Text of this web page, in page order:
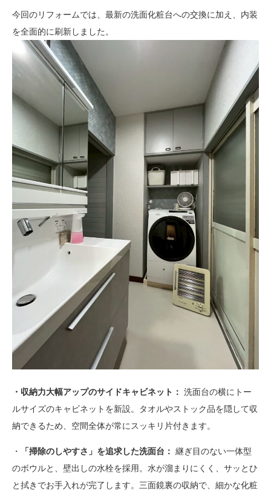
今回のリフォームでは、最新の洗面化粧台への交換に加え、内装
を全面的に刷新しました。
・収納力大幅アップのサイドキャビネット： 洗面台の横にトー
ルサイズのキャビネットを新設。タオルやストック品を隠して収
納できるため、空間全体が常にスッキリ片付きます。
・ 「掃除のしやすさ」を追求した洗面台： 継ぎ目のない一体型
のボウルと、壁出しの水栓を採用。水が溜まりにくく、サッとひ
と拭きでお手入れが完了します。三面鏡裏の収納で、細かな化粧